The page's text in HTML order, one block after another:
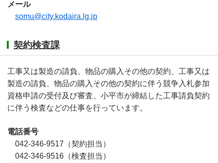
メール
somu@city.kodaira.lg.jp
契約検査課
工事又は製造の請負、物品の購入その他の契約、工事又は
製造の請負、物品の購入その他の契約に伴う競争入札参加
資格申請の受付及び審査、小平市が締結した工事請負契約
に伴う検査などの仕事を行っています。
電話番号
042-346-9517（契約担当）
042-346-9516（検査担当）